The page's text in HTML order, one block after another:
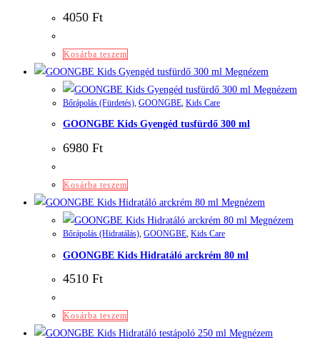
4050 Ft
Kosárba teszem
Megnézem
Megnézem
Bőrápolás (Fürdetés) GOONGBE Kids Care
GOONGBE Kids Gyengéd tusfürdő 300 ml
6980 Ft
Kosárba teszem
Megnézem
Megnézem
Bőrápolás (Hidratálás), GOONGBE, Kids Care
GOONGBE Kids Hidratáló arckrém 80 ml
4510 Ft
Kosárba teszem
Megnézem